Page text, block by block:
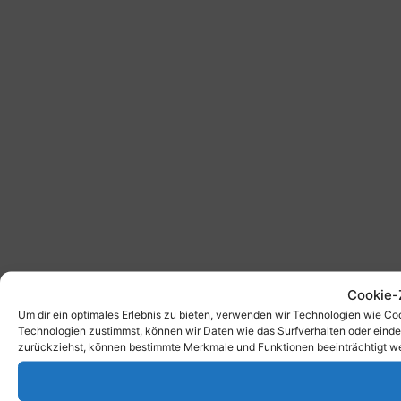
Um dir ein optimales Erlebnis zu bieten, verwenden wir Technologien wie
Technologien zustimmst, können wir Daten wie das Surfverhalten oder
zurückziehst, können bestimmte Merkmale und Funktionen beeinträchtigt